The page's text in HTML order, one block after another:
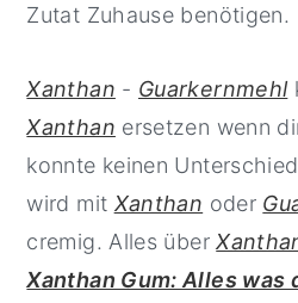
Zutat Zuhause benötigen.
Xanthan - Guarkernmehl
Xanthan ersetzen wenn
konnte keinen
wird mit Xanthan oder
cremig. Alles über
Xanthan Gum: Alles was